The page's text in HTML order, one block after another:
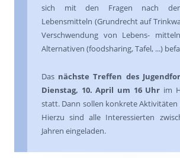
sich mit den Fragen nach
Lebensmitteln (Grundrecht auf
Verschwendung von Lebens-
Alternativen (foodsharing, Tafel, ...)
Das nächste Treffen des
Dienstag, 10. April um 16 Uhr im
statt. Dann sollen konkrete
Hierzu sind alle Interessierten
Jahren eingeladen.